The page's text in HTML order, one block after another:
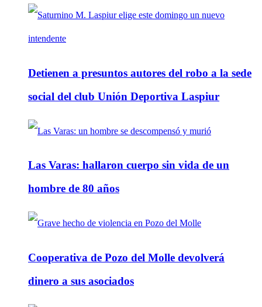
Detienen a presuntos autores del robo a la sede
social del club Unión Deportiva Laspiur
Las Varas: hallaron cuerpo sin vida de un
hombre de 80 años
Cooperativa de Pozo del Molle devolverá
dinero a sus asociados